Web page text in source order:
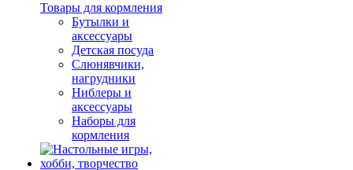
Товары для кормления
Бутылки и
аксессуары
Детская посуда
Слюнявчики,
нагрудники
Ниблеры и
аксессуары
Наборы для
кормления